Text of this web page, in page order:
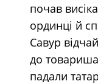
почав
ординці й
Савур
до
падали